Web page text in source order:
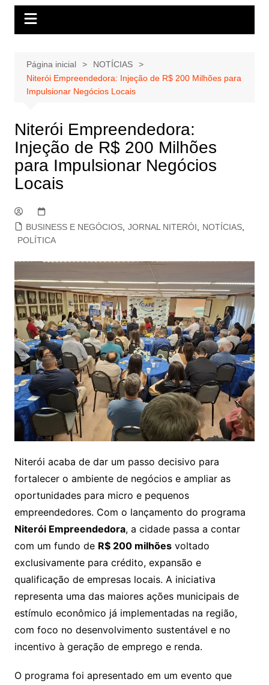
Página inicial
NOTÍCIAS
Niterói Empreendedora: Injeção de R$ 200 Milhões para
Impulsionar Negócios Locais
Niterói Empreendedora:
Injeção de R$ 200 Milhões
para Impulsionar Negócios
Locais
BUSINESS E NEGÓCIOS, JORNAL NITERÓI NOTÍCIAS,
POLÍTICA
Niterói acaba de dar um passo decisivo para
fortalecer o ambiente de negócios e ampliar as
oportunidades para micro e pequenos
empreendedores. Com o lançamento do programa
Niterói Empreendedora, a cidade passa a contar
com um fundo de R$ 200 milhõesvoltado
exclusivamente para crédito, expansão e
qualificação de empresas locais. A iniciativa
representa uma das maiores ações municipais de
estímulo econômico já implementadas na região,
com foco no desenvolvimento sustentável e no
incentivo à geração de emprego e renda.
O programa foi apresentado em um evento que